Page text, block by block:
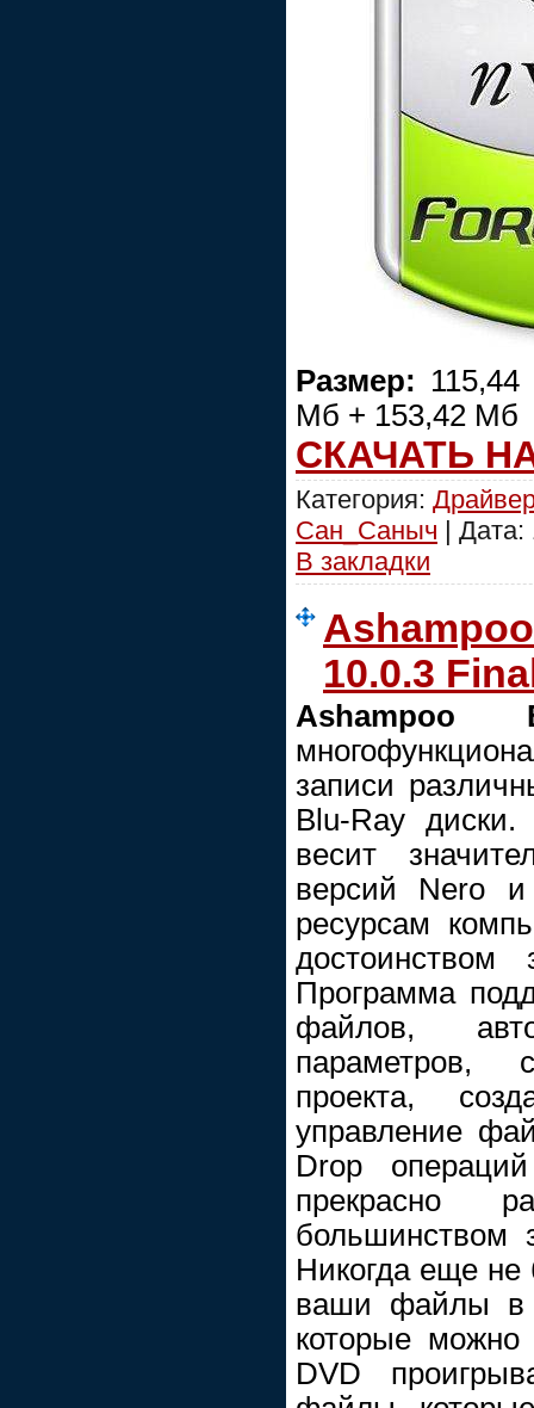
Размер:
Мб + 153,42 Мб
СКАЧАТЬ
Категория:
Сан_Саныч | Дата:
В закладки
10.0.3
Ashampoo
записи
Blu-Ray
весит
версий Nero и
ресурсам
достоинством
Программа
файлов,
параметров,
проекта,
управление
Drop
прекрасно
большинством
Никогда еще не
ваши файлы в
которые
DVD